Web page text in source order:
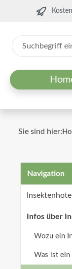
Für Städte/
Sie sind hier:
Navigation
Infos über
Wozu ein
Was ist ein